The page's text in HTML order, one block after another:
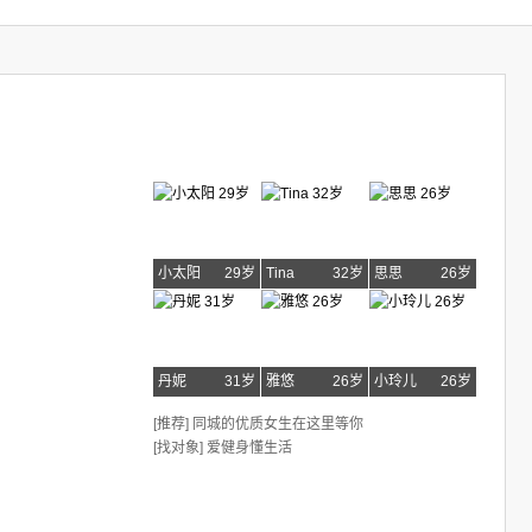
小太阳 29岁 Tina 32岁 思思 26岁
丹妮 31岁 雅悠 26岁 小玲儿 26岁
[推荐] 同城的优质女生在这里等你
[找对象] 爱健身懂生活